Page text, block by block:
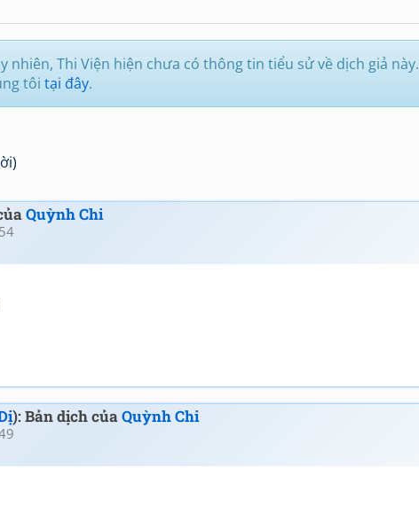
nhiên, Thi Viện hiện chưa có thông tin tiểu sử về dịch giả này.
tôi tại đây.
Quỳnh Chi
): Bản dịch củaQuỳnh Chi